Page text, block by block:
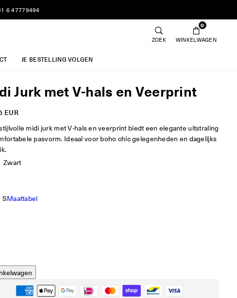
6 47779494
ZOEK
0
WINKELWAGEN
JE BESTELLING VOLGEN
Jurk met V-hals en Veerprint
EUR
midi jurk met V-hals en veerprint biedt een elegante uitstraling
pasvorm. Ideaal voor boho chic gelegenheden en dagelijks
Zwart
SMaattabel